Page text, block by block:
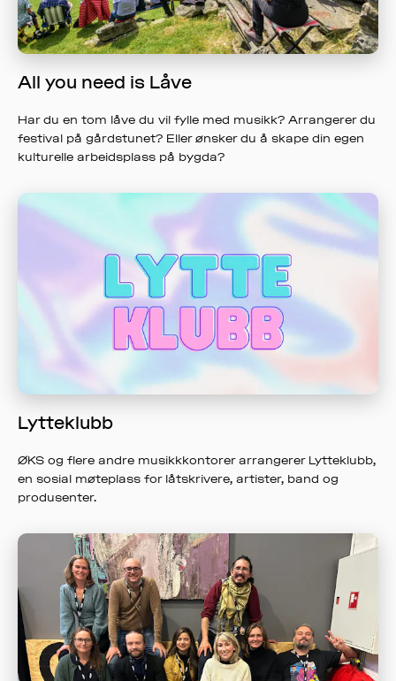
All you need is Låve
Har du en tom låve du vil fylle med musikk? Arrangerer du
festival på gårdstunet? Eller ønsker du å skape din egen
kulturelle arbeidsplass på bygda?
Lytteklubb
ØKS og flere andre musikkkontorer arrangerer Lytteklubb,
en sosial møteplass for låtskrivere, artister, band og
produsenter.